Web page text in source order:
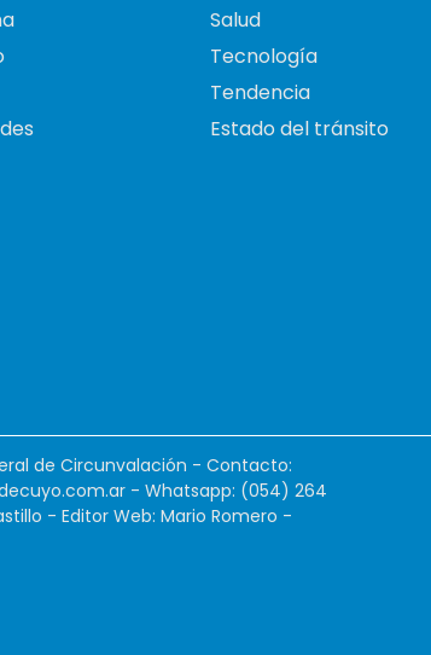
Salud
Tecnología
Tendencia
Estado del tránsito
de Circunvalación - Contacto:
- Whatsapp: (054) 264
- Editor Web: Mario Romero -